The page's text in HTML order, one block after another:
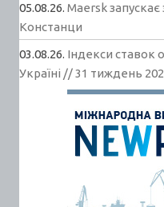
05.08.26. Maersk запускає
Констанци
03.08.26. Індекси ставок
Україні // 31 тиждень